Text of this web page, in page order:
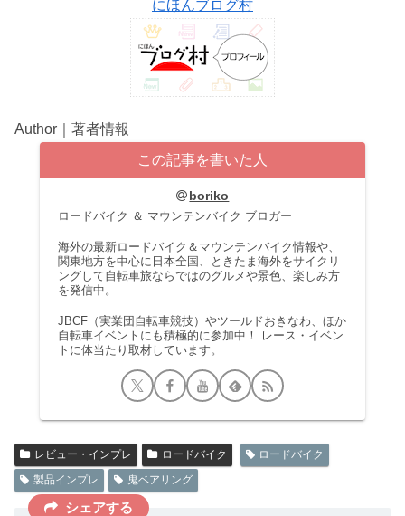
にほんブログ村
Author｜著者情報
この記事を書いた人
boriko
ロードバイク ＆ マウンテンバイク ブロガー
海外の最新ロードバイク＆マウンテンバイク情報や、
関東地方を中心に日本全国、ときたま海外をサイクリ
ングして自転車旅ならではのグルメや景色、楽しみ方
を発信中。
JBCF（実業団自転車競技）やツールドおきなわ、ほか
自転車イベントにも積極的に参加中！ レース・イベン
トに体当たり取材しています。
レビュー・インプレ ロードバイク
ロードバイク
製品インプレ
鬼ベアリング
シェアする